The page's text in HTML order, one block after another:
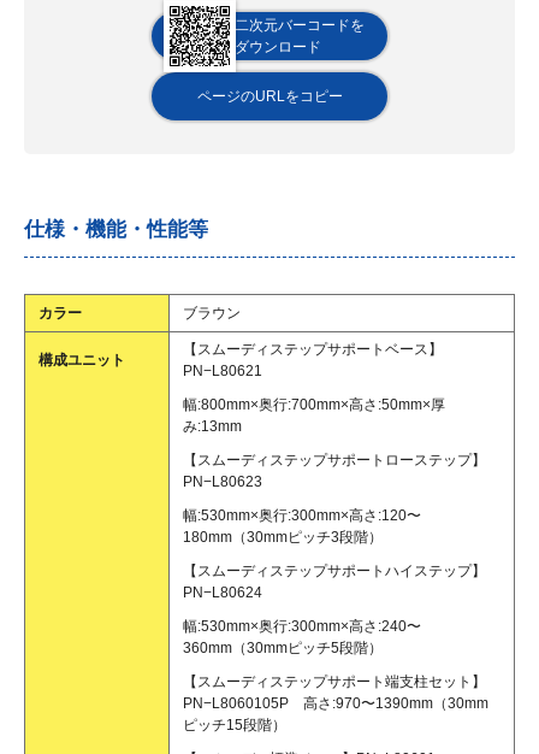
二次元バーコードを
ダウンロード
ページのURLをコピー
仕様・機能・性能等
カラー ブラウン
構成ユニット
【スムーディステップサポートベース】
PN−L80621
幅:800mm×奥行:700mm×高さ:50mm×厚
み:13mm
【スムーディステップサポートローステップ】
PN−L80623
幅:530mm×奥行:300mm×高さ:120〜
180mm（30mmピッチ3段階）
【スムーディステップサポートハイステップ】
PN−L80624
幅:530mm×奥行:300mm×高さ:240〜
360mm（30mmピッチ5段階）
【スムーディステップサポート端支柱セット】
PN−L8060105P 高さ:970〜1390mm（30mm
ピッチ15段階）